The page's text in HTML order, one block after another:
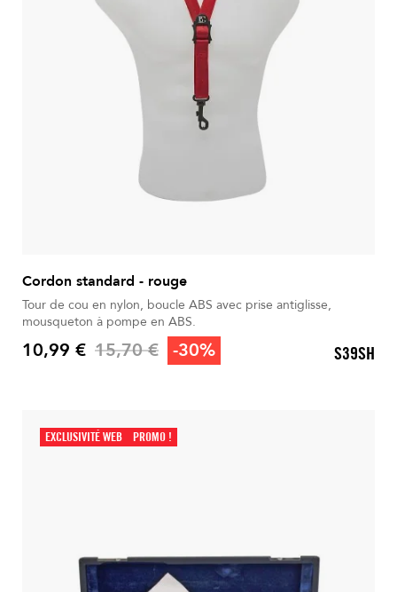
Cordon standard - rouge
Tour de cou en nylon, boucle ABS avec prise antiglisse,
mousqueton à pompe en ABS.
Prix
10,99 € Prix de base
15,70 € -30% S39SH
EXCLUSIVITÉ WEB PROMO !